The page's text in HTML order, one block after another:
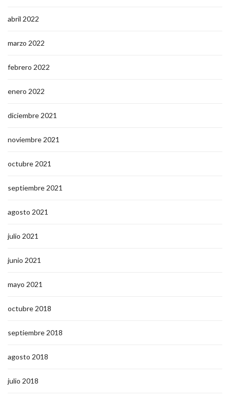
abril 2022
marzo 2022
febrero 2022
enero 2022
diciembre 2021
noviembre 2021
octubre 2021
septiembre 2021
agosto 2021
julio 2021
junio 2021
mayo 2021
octubre 2018
septiembre 2018
agosto 2018
julio 2018